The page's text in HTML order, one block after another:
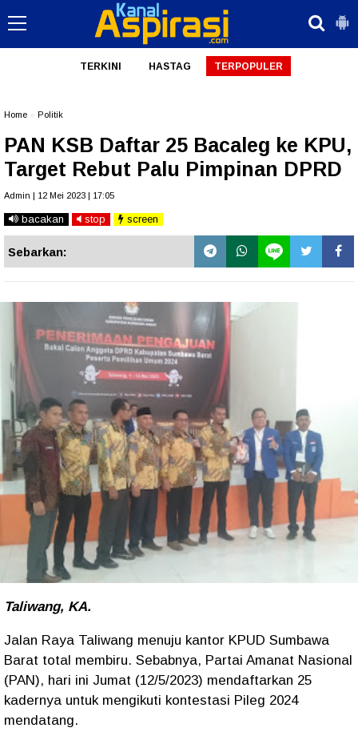
TERKINI HASTAG TERPOPULER
Home Politik
PAN KSB Daftar 25 Bacaleg ke KPU,
Target Rebut Palu Pimpinan DPRD
Admin | 12 Mei 2023 | 17:05
bacakan stop screen
Sebarkan:
Taliwang, KA.
Jalan Raya Taliwang menuju kantor KPUD Sumbawa
Barat total membiru. Sebabnya, Partai Amanat Nasional
(PAN), hari ini Jumat (12/5/2023) mendaftarkan 25
kadernya untuk mengikuti kontestasi Pileg 2024
mendatang.